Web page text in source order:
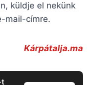
küldje el nekünk
mail-címre.
Kárpátalja.ma
t